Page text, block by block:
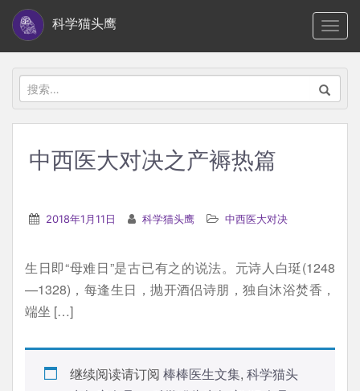
i
科学猫头鹰
搜
索：
中西医大对决之产褥热篇
2018年1月11日 科学猫头鹰 中西医大对决
生日即“母难日”是古已有之的说法。元诗人白珽(1248
—1328)，每逢生日，抛开酒侣诗朋，独自沐浴焚香，
端坐 […]
继续阅读请订阅 棒棒医生文集, 科学猫头